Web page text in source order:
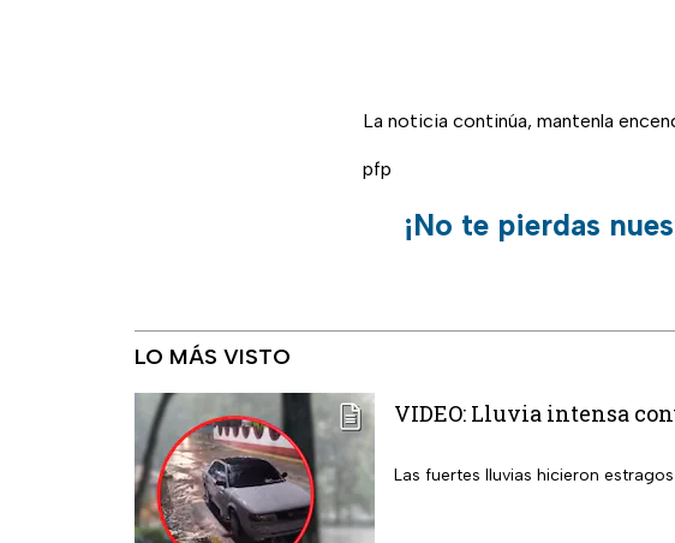
La noticia continúa, mantenla
pfp
¡No te pierdas
LO MÁS VISTO
VIDEO: Lluvia intensa
Las fuertes lluvias hicieron